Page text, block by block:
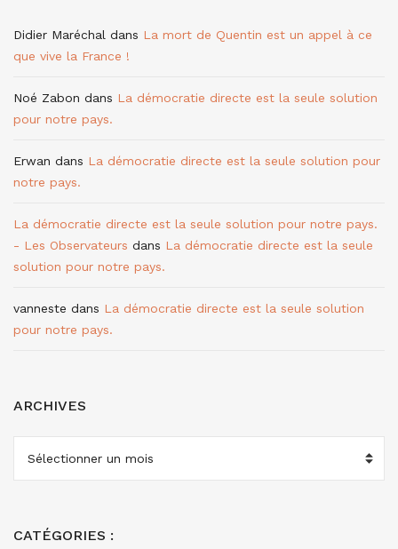
Didier Maréchal dans La mort de Quentin est un appel à ce
que vive la France !
Noé Zabon dans La démocratie directe est la seule solution
pour notre pays.
Erwan dans La démocratie directe est la seule solution pour
notre pays.
La démocratie directe est la seule solution pour notre pays.
- Les Observateurs dans La démocratie directe est la seule
solution pour notre pays.
vanneste dans La démocratie directe est la seule solution
pour notre pays.
ARCHIVES
CATÉGORIES :